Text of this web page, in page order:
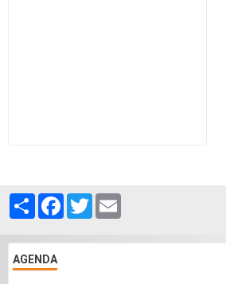
PartagerFacebook
Twitter
AGENDA